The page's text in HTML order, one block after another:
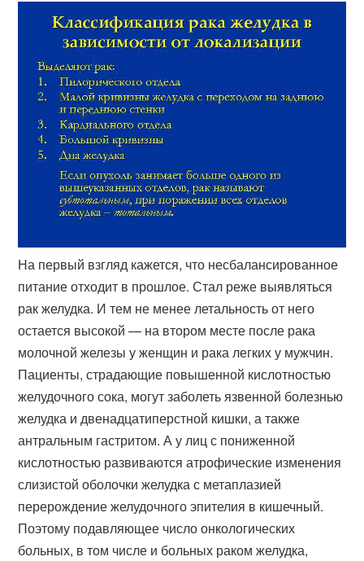
На первый взгляд кажется, что несбалансированное
питание отходит в прошлое. Стал реже выявляться
рак желудка. И тем не менее летальность от него
остается высокой — на втором месте после рака
молочной железы у женщин и рака легких у мужчин.
Пациенты, страдающие повышенной кислотностью
желудочного сока, могут заболеть язвенной болезнью
желудка и двенадцатиперстной кишки, а также
антральным гастритом. А у лиц с пониженной
кислотностью развиваются атрофические изменения
слизистой оболочки желудка с метаплазией
перерождение желудочного эпителия в кишечный.
Поэтому подавляющее число онкологических
больных, в том числе и больных раком желудка,